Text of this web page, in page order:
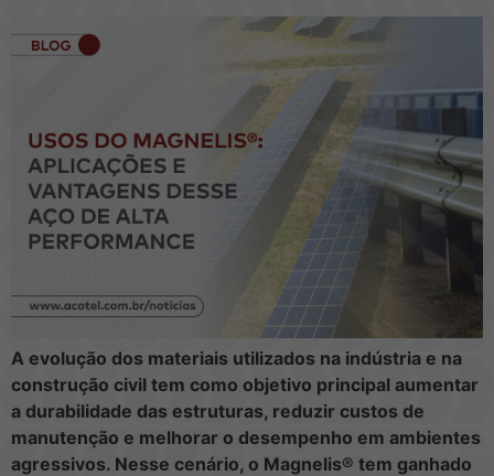
A evolução dos materiais utilizados na indústria e na
construção civil tem como objetivo principal aumentar
a durabilidade das estruturas, reduzir custos de
manutenção e melhorar o desempenho em ambientes
agressivos. Nesse cenário, o Magnelis® tem ganhado